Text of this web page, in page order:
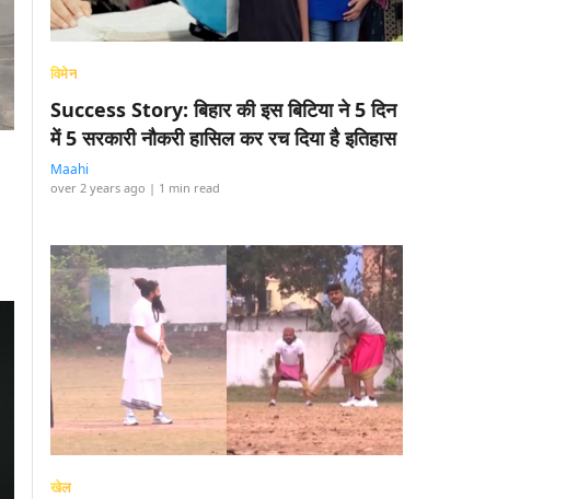
विमेन
Success Story: बिहार की इस बिटिया ने 5 दिन
में 5 सरकारी नौकरी हासिल कर रच दिया है इतिहास
Maahi
over 2 years ago | 1 min read
खेल